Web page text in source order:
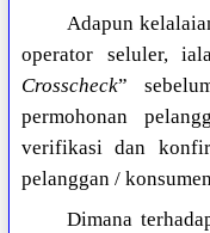
Adapun
operator seluler,
Crosscheck”
permohonan
verifikasi dan
pelanggan /
Dimana